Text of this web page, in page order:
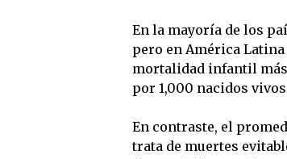
En la mayoría de los
pero en América
mortalidad infantil más
por 1,000 nacidos
En contraste, el
trata de muertes